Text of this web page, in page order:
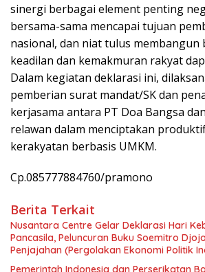
sinergi berbagai element penting
bersama-sama mencapai tujuan
nasional, dan niat tulus membangun
keadilan dan kemakmuran rakyat
Dalam kegiatan deklarasi ini,
pemberian surat mandat/SK dan
kerjasama antara PT Doa Bangsa
relawan dalam menciptakan
kerakyatan berbasis UMKM.
Cp.085777884760/pramono
Berita Terkait
Nusantara Centre Gelar Deklarasi Hari
Pancasila, Peluncuran Buku Soemitro
Penjajahan (Pergolakan Ekonomi Politik
Simposium Nasional “Urgensi Undang-
Pemerintah Indonesia dan Perserikatan